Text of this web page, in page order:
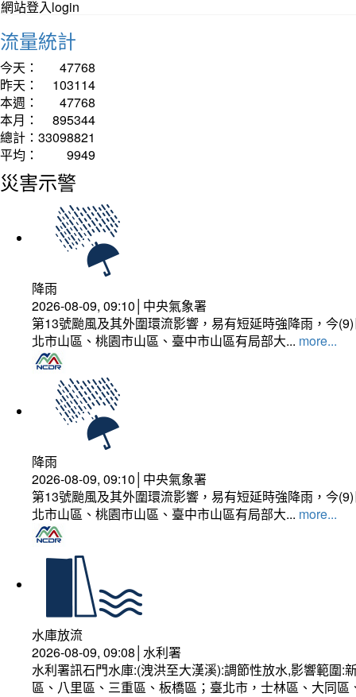
網站登入login
流量統計
今天：
47768
昨天：
103114
本週：
47768
本月：
895344
總計： 33098821
平均：
9949
災害示警
降雨
2026-08-09, 09:10│中央氣象署
第13號颱風及其外圍環流影響，易有短延時強降雨，今
北市山區、桃園市山區、臺中市山區有局部大... more...
降雨
2026-08-09, 09:10│中央氣象署
第13號颱風及其外圍環流影響，易有短延時強降雨，今
北市山區、桃園市山區、臺中市山區有局部大... more...
水庫放流
2026-08-09, 09:08│水利署
水利署訊石門水庫:(洩洪至大漢溪):調節性放水,影響範圍
區、八里區、三重區、板橋區；臺北市，士林區、大同